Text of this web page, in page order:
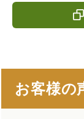
お客様の